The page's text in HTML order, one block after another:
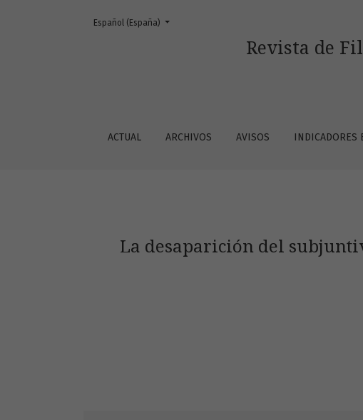
La desaparición del subjuntivo español y sus
Revista de
ACTUAL ARCHIVOS AVISOS INDICADORES
Cambiar el idioma. El actual es:
Español (España)
La desaparición del